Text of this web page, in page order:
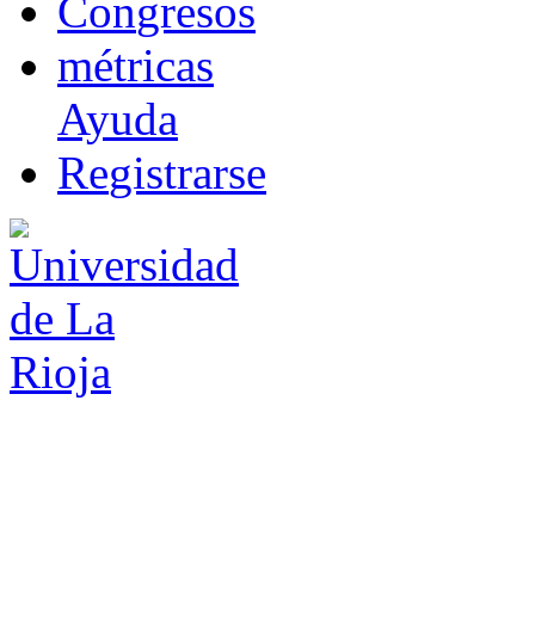
Congresos
métricas
Ayuda
Registrarse